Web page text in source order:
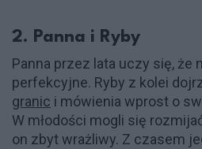
2. Panna i Ryby
Panna przez lata uczy się,
perfekcyjne. Ryby z kolei
granic i mówienia wprost o
W młodości mogli się
on zbyt wrażliwy. Z czasem